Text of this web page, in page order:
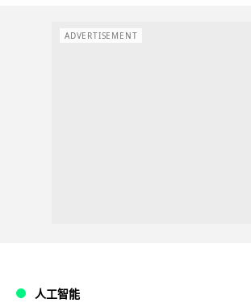
ADVERTISEMENT
人工智能